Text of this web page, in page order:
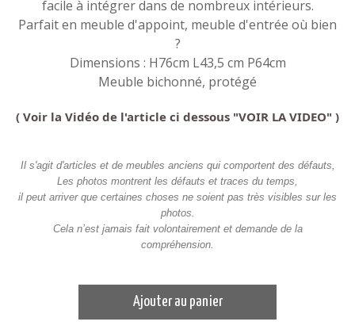
facile à intégrer dans de nombreux intérieurs.
Parfait en meuble d'appoint, meuble d'entrée où bien
?
Dimensions : H76cm L43,5 cm P64cm
Meuble bichonné, protégé
( Voir la Vidéo de l'article ci dessous "VOIR LA VIDEO" )
Il s'agit d'articles et de meubles anciens qui comportent des défauts,
Les photos montrent les défauts et traces du temps,
il peut arriver que certaines choses ne soient pas très visibles sur les
photos.
Cela n’est jamais fait volontairement et demande de la
compréhension.
Ajouter au panier